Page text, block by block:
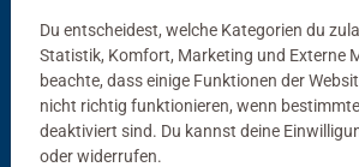
Puzzle Conserver Permanent
Durchschnittliche Bewertung 4,4 von 5 Sternen.
Puzzlezubehör
Puzzle-
Du entscheidest, welche Kategorien du
Statistik, Komfort, Marketing und Externe
beachte, dass einige Funktionen der
nicht richtig funktionieren, wenn
deaktiviert sind. Du kannst deine
oder widerrufen.